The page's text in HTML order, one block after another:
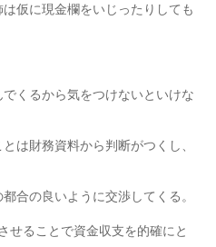
仮に現金欄をいじったりしても
くるから気をつけないといけな
は財務資料から判断がつくし、
合の良いように交渉してくる。
せることで資金収支を的確にと